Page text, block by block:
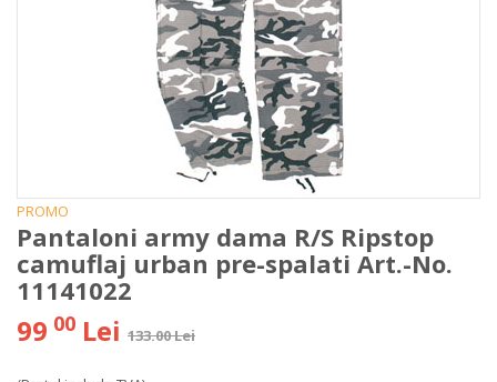
PROMO
Pantaloni army dama R/S Ripstop
camuflaj urban pre-spalati Art.-No.
11141022
99 00 Lei 133.00 Lei